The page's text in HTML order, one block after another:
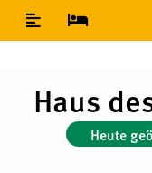
Inhaltsverzeichnis
Haus
Heute